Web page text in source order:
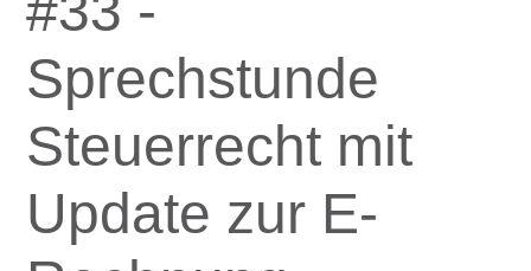
Sprechstunde
Steuerrecht mit
Update zur E-